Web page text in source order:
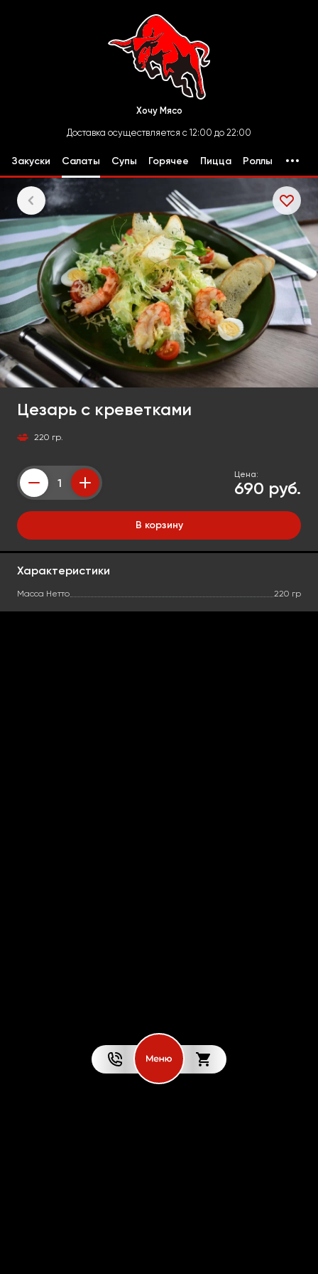
Хочу Мясо
Доставка осуществляется с 12:00 до 22:00
Закуски Салаты Супы Горячее Пицца Роллы
Цезарь с креветками
220 гр.
Counter
Цена:
690 руб.
В корзину
Характеристики
Масса Нетто 220 гр